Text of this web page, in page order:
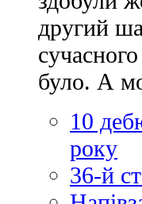
другий
було. А
10
року
36-й